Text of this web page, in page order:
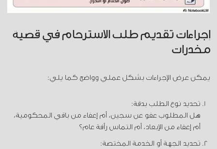
إجراءات تقديم طلب الاسترحام في قضية
مخدرات
يمكن عرض الإجراءات بشكل عملي وواضح كما يلي:
تحديد نوع الطلب بدقة:
هل المطلوب عفو عن سجين، أم إعفاء من باقي المحكومية،
أم إعفاء من الإبعاد، أم التماس رأفة عام؟
تحديد الجهة أو الخدمة المختصة: